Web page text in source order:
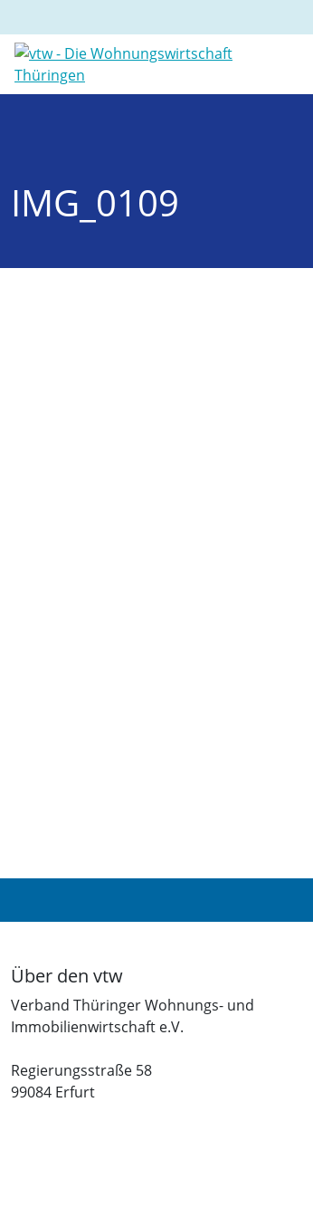
IMG_0109
Über den vtw
Verband Thüringer Wohnungs- und
Immobilienwirtschaft e.V.
Regierungsstraße 58
99084 Erfurt